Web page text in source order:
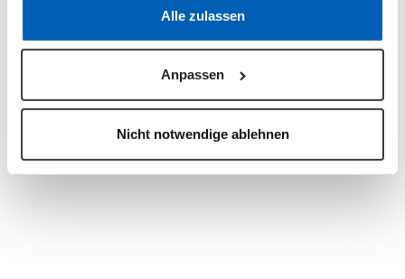
Alle zulassen
Anpassen
Nicht notwendige ablehnen
Demo vereinbaren